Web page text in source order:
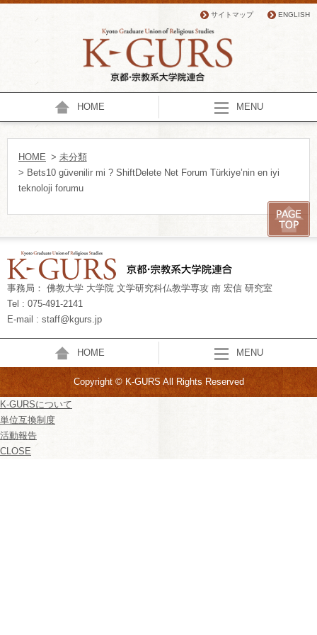
サイトマップ ENGLISH
HOME MENU
HOME > 未分類
> Bets10 güvenilir mi ? ShiftDelete Net Forum Türkiye’nin en iyi
teknoloji forumu
事務局： 佛教大学 大学院 文学研究科仏教学専攻 南 宏信 研究室
Tel : 075-491-2141
E-mail : staff@kgurs.jp
HOME MENU
Copyright © K-GURS All Rights Reserved
K-GURSについて
単位互換制度
活動報告
CLOSE